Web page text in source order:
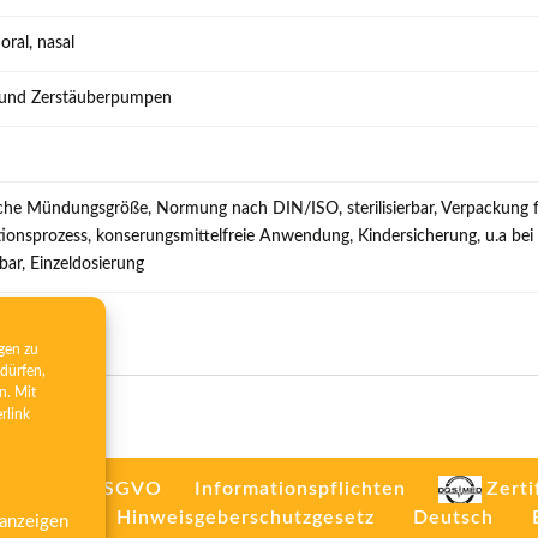
zu
Mit
nasal
Zerstäuberpumpen
Mündungsgröße, Normung nach DIN/ISO, sterilisierbar, Verpackung
konserungsmittelfreie Anwendung, Kindersicherung, u.a
Einzeldosierung
26/13 DSGVO Informationspflichten
Hinweisgeberschutzgesetz Deutsch